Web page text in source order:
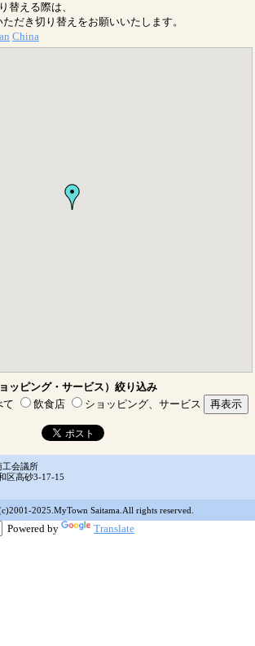
替える際は、
だき切り替えをお願いいたします。
China
ッピング・サービス）絞り込み
て 飲食店 ショッピング、サービス
工会議所
区高砂3-17-15
2025.MyTown Saitama.All rights reserved.
Powered by Translate